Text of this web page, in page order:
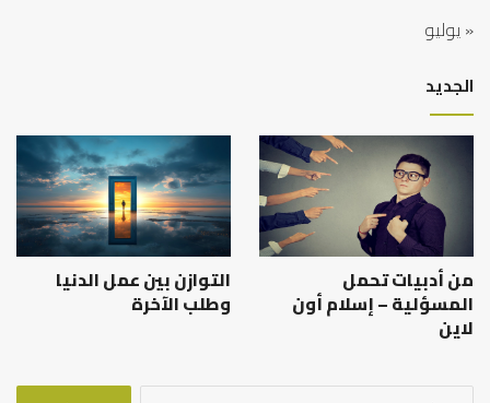
« يوليو
الجديد
من أدبيات تحمل
المسؤلية – إسلام أون
لاين
التوازن بين عمل الدنيا
وطلب الآخرة
البحث